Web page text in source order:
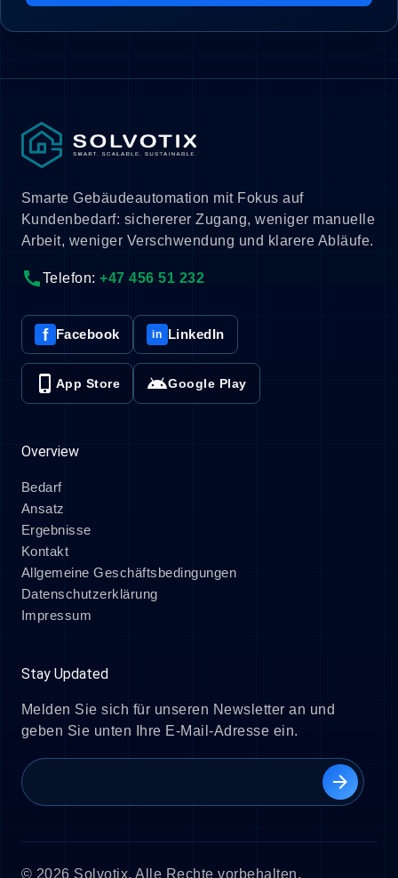
Smarte Gebäudeautomation mit Fokus auf
Kundenbedarf: sichererer Zugang, weniger manuelle
Arbeit, weniger Verschwendung und klarere Abläufe.
callTelefon:+47 456 51 232
f Facebook in LinkedIn
phone_iphone App Store androidGoogle Play
Overview
Bedarf
Ansatz
Ergebnisse
Kontakt
Allgemeine Geschäftsbedingungen
Datenschutzerklärung
Impressum
Stay Updated
Melden Sie sich für unseren Newsletter an und
geben Sie unten Ihre E-Mail-Adresse ein.
arrow_forward
© 2026 Solvotix. Alle Rechte vorbehalten.